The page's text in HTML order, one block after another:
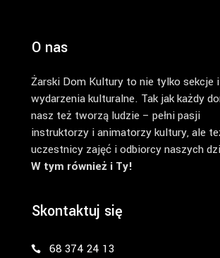
O nas
Żarski Dom Kultury to nie tylko sekcje i
wydarzenia kulturalne. Tak jak każdy
nasz też tworzą ludzie – pełni pasji
instruktorzy i animatorzy kultury, ale
uczestnicy zajęć i odbiorcy naszych
W tym również i Ty!
Skontaktuj się
68 374 24 13